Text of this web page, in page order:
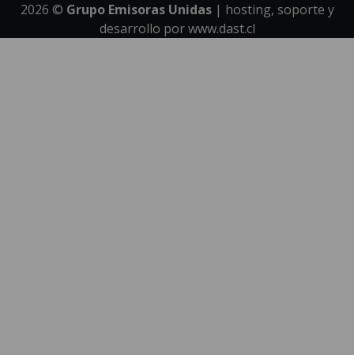
2026 © Grupo Emisoras Unidas| hosting, soporte y
desarrollo porwww.dast.cl